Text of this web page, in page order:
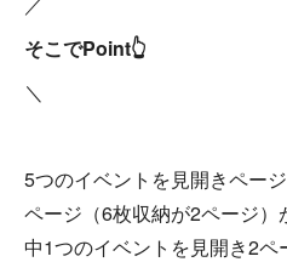
そこでPoint👆
＼
5つのイベントを見開きペー
ページ（6枚収納が2ページ
中1つのイベントを見開き2ペ